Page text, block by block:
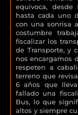
equivoca, desde
hasta cada uno
con una sonrisa
costumbre
fiscalizar los
de Transporte, y
nos encargamos
respeten a
terreno que
6 años que
fallado una
Bus, lo que
altos y siempre